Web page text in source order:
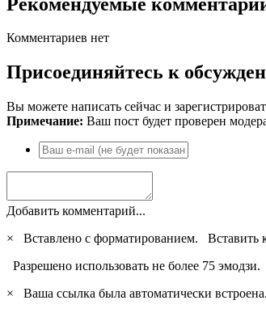
Комментариев нет
Присоединяйтесь к
Вы можете написать сейчас и
Примечание: Ваш пост будет проверен
Добавить комментарий...
×
Вставлено с форматированием. Вставить
Разрешено использовать не более 75 эмодзи.
×
Ваша ссылка была автоматически